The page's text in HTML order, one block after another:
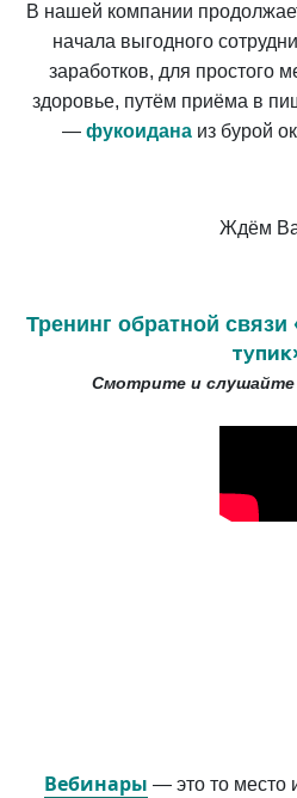
В нашей компании
начала выгодного
заработков, для простого
здоровье, путём приёма в
— фукоиданаиз бурой
Ждём
Тренинг обратной связи
тупик
Смотрите и слушайте
Вебинары — это то место